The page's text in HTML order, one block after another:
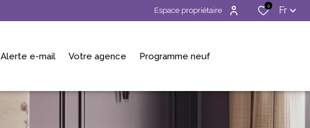
Espace propriétaire
0 Fr
Alerte e-mail Votre agence Programme neuf